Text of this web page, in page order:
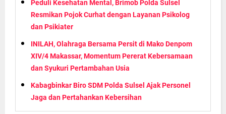
Peduli Kesehatan Mental, Brimob Polda Sulsel
Resmikan Pojok Curhat dengan Layanan Psikolog
dan Psikiater
INILAH, Olahraga Bersama Persit di Mako Denpom
XIV/4 Makassar, Momentum Pererat Kebersamaan
dan Syukuri Pertambahan Usia
Kabagbinkar Biro SDM Polda Sulsel Ajak Personel
Jaga dan Pertahankan Kebersihan